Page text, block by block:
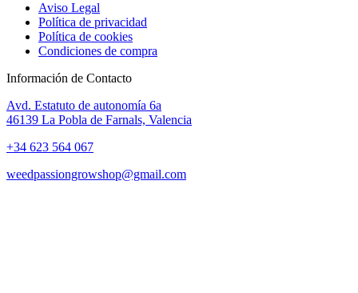
Aviso Legal
Política de privacidad
Política de cookies
Condiciones de compra
Información de Contacto
Avd. Estatuto de autonomía 6a
46139 La Pobla de Farnals, Valencia
+34 623 564 067
weedpassiongrowshop@gmail.com